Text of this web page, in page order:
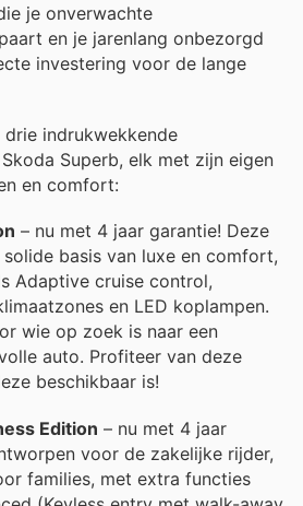
je onverwachte
en je jarenlang onbezorgd
investering voor de lange
indrukwekkende
Superb, elk met zijn eigen
en comfort:
– nu met 4 jaar garantie! Deze
basis van luxe en comfort,
Adaptive cruise control,
en LED koplampen.
wie op zoek is naar een
auto. Profiteer van deze
beschikbaar is!
Edition – nu met 4 jaar
voor de zakelijke rijder,
families, met extra functies